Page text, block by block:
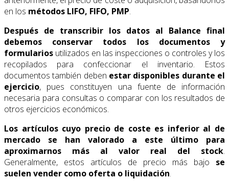
en los métodos LIFO, FIFO, PMP.
Después de transcribir los datos al Balance final
debemos conservar todos los documentos y
formularios utilizados en las inspecciones o controles y los
recopilados para confeccionar el inventario. Estos
documentos también deben estar disponibles durante el
ejercicio, pues constituyen una fuente de información
necesaria para consultas o comparar con los resultados de
otros ejercicios económicos.
Los artículos cuyo precio de coste es inferior al de
mercado se han valorado a este último para
aproximarnos más al valor real del stock.
Generalmente, estos artículos de precio más bajo se
suelen vender como oferta o liquidación.